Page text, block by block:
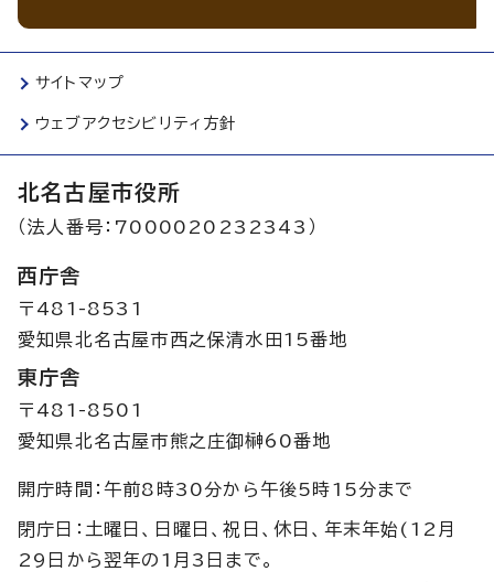
サイトマップ
ウェブアクセシビリティ方針
北名古屋市役所
（法人番号：7000020232343）
西庁舎
〒481-8531
愛知県北名古屋市西之保清水田15番地
東庁舎
〒481-8501
愛知県北名古屋市熊之庄御榊60番地
開庁時間：午前8時30分から午後5時15分まで
閉庁日：土曜日、日曜日、祝日、休日、年末年始(12月
29日から翌年の1月3日まで。